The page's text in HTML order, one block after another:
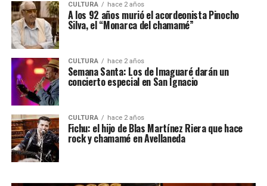
CULTURA hace 2 años
A los 92 años murió el acordeonista Pinocho
Silva, el “Monarca del chamamé”
CULTURA hace 2 años
Semana Santa: Los de Imaguaré darán un
concierto especial en San Ignacio
CULTURA hace 2 años
Fichu: el hijo de Blas Martínez Riera que hace
rock y chamamé en Avellaneda